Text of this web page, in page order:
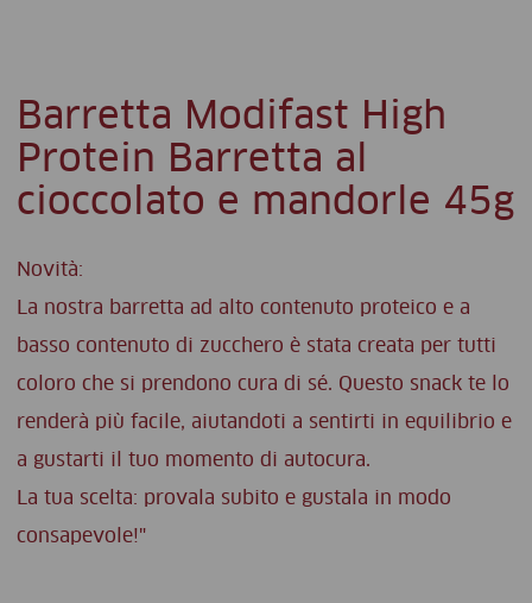
Barretta Modifast High
Protein Barretta al
cioccolato e mandorle 45g
Novità:
La nostra barretta ad alto contenuto proteico e a
basso contenuto di zucchero è stata creata per tutti
coloro che si prendono cura di sé. Questo snack te lo
renderà più facile, aiutandoti a sentirti in equilibrio e
a gustarti il tuo momento di autocura.
La tua scelta: provala subito e gustala in modo
consapevole!"